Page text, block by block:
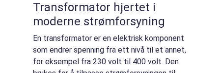
Transformator hjertet i
moderne strømforsyning
En transformator er en elektrisk komponent
som endrer spenning fra ett nivå til et annet,
for eksempel fra 230 volt til 400 volt. Den